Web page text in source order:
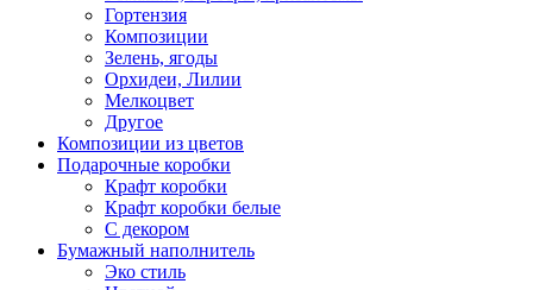
Гортензия
Композиции
Зелень, ягоды
Орхидеи, Лилии
Мелкоцвет
Другое
Композиции из цветов
Подарочные коробки
Крафт коробки
Крафт коробки белые
С декором
Бумажный наполнитель
Эко стиль